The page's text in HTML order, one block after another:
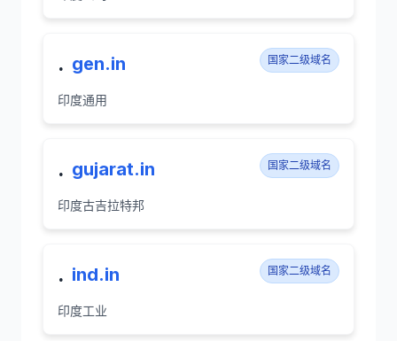
. gen.in 国家二级域名
印度通用
. gujarat.in 国家二级域名
印度古吉拉特邦
. ind.in 国家二级域名
印度工业